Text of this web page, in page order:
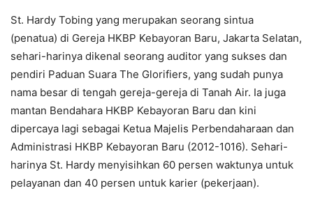
St. Hardy Tobing yang merupakan seorang sintua
(penatua) di Gereja HKBP Kebayoran Baru, Jakarta Selatan,
sehari-harinya dikenal seorang auditor yang sukses dan
pendiri Paduan Suara The Glorifiers, yang sudah punya
nama besar di tengah gereja-gereja di Tanah Air. Ia juga
mantan Bendahara HKBP Kebayoran Baru dan kini
dipercaya lagi sebagai Ketua Majelis Perbendaharaan dan
Administrasi HKBP Kebayoran Baru (2012-1016). Sehari-
harinya St. Hardy menyisihkan 60 persen waktunya untuk
pelayanan dan 40 persen untuk karier (pekerjaan).